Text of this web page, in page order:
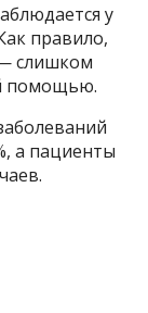
у
правило,
слишком
помощью.
а пациенты